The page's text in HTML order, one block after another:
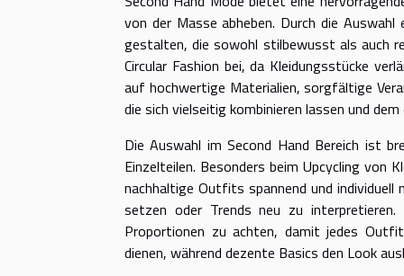
von der Masse abheben. Durch die
gestalten, die sowohl stilbewusst als auch
Circular Fashion bei, da Kleidungsstücke
auf hochwertige Materialien, sorgfältige
die sich vielseitig kombinieren lassen und
Die Auswahl im Second Hand Bereich ist
Einzelteilen. Besonders beim Upcycling von
nachhaltige Outfits spannend und
setzen oder Trends neu zu
Proportionen zu achten, damit jedes
dienen, während dezente Basics den Look